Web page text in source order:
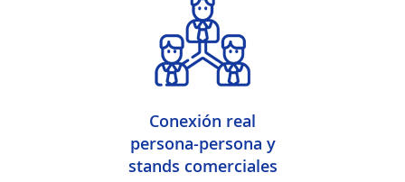
Conexión real
persona-persona y
stands comerciales